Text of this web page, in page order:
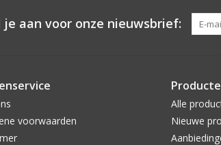
je aan voor onze nieuwsbrief:
voorwaarden
Alle
Nieuwe